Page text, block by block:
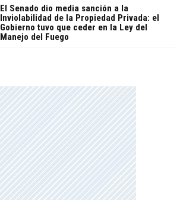
El Senado dio media sanción a la
Inviolabilidad de la Propiedad Privada: el
Gobierno tuvo que ceder en la Ley del
Manejo del Fuego